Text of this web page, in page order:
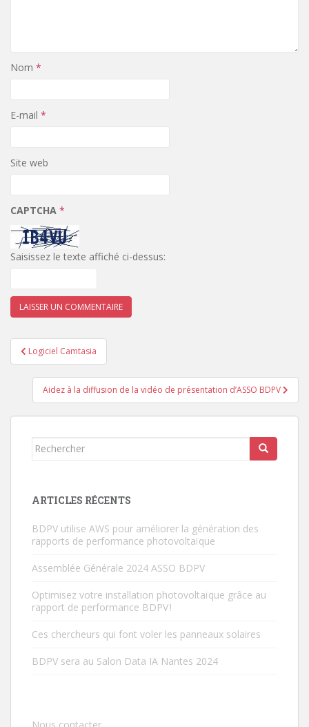
Nom *
E-mail *
Site web
CAPTCHA *
Saisissez le texte affiché ci-dessus:
Navigation
de
l’article
Logiciel Camtasia
Aidez à la diffusion de la vidéo de présentation d’ASSO BDPV
Rechercher...
ARTICLES RÉCENTS
BDPV utilise AWS pour améliorer la génération des
rapports de performance photovoltaïque
Assemblée Générale 2024 ASSO BDPV
Optimisez votre installation photovoltaïque grâce au
rapport de performance BDPV !
Ces chercheurs qui font voler les panneaux solaires
BDPV sera au Salon Data IA Nantes 2024